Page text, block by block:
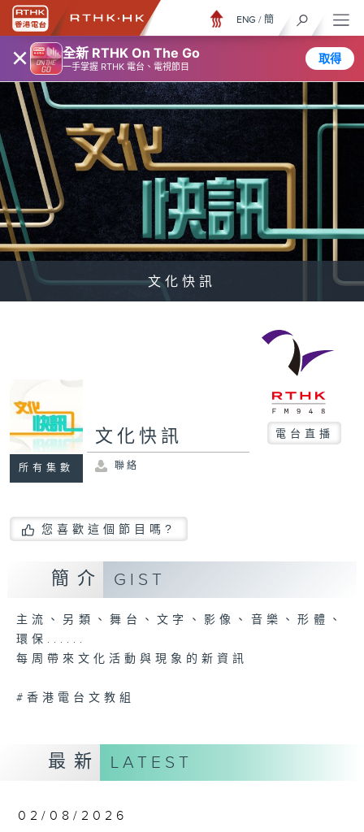
× 全新 RTHK On The Go
一手掌握 RTHK 電台、電視節目
取得
ENG / 簡
文化快訊
所有集數
文化快訊 電台直播
聯絡
您喜歡這個節目嗎?
簡介 GIST
主流、另類、舞台、文字、影像、音樂、形體、
環保......
每周帶來文化活動與現象的新資訊
#香港電台文教組
最新 LATEST
02/08/2026